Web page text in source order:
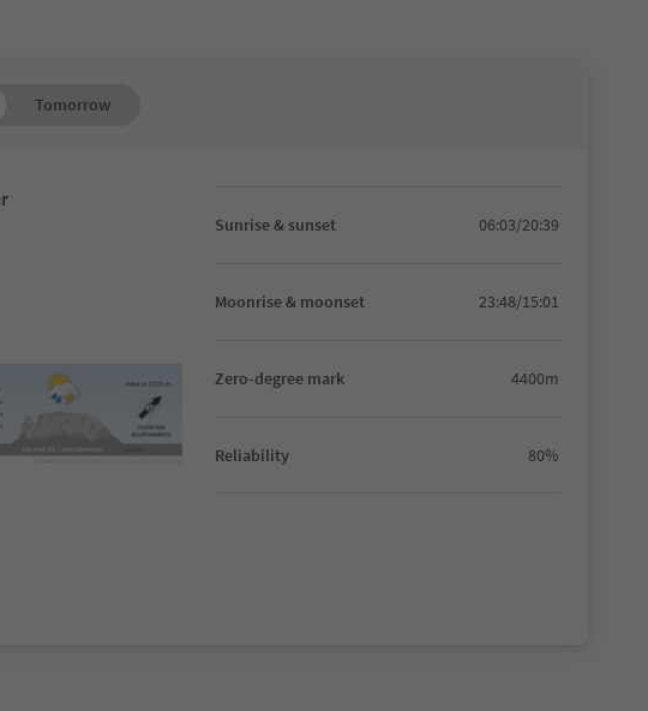
Tomorrow
Sunrise & sunset 06:03/20:39
Moonrise & moonset 23:48/15:01
Zero-degree mark 4400m
Reliability 80%